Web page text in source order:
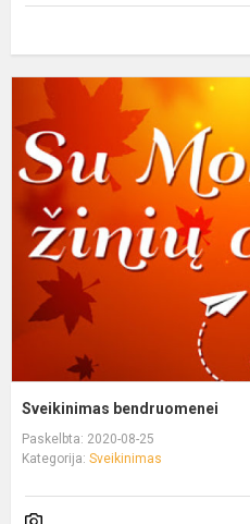
Sveikinimas bendruomenei
Paskelbta: 2020-08-25
Kategorija: Sveikinimas